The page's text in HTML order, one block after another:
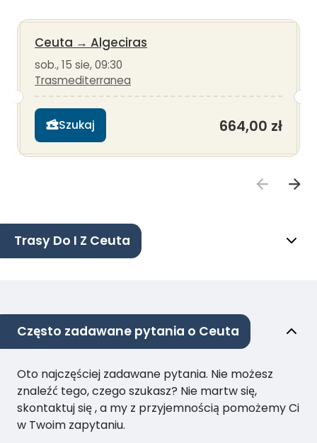
Ceuta → Algeciras
sob., 15 sie, 09:30
Trasmediterranea
Szukaj 664,00 zł
Trasy Do I Z Ceuta
Często zadawane pytania o Ceuta
Oto najczęściej zadawane pytania. Nie możesz
znaleźć tego, czego szukasz? Nie martw się,
skontaktuj się , a my z przyjemnością pomożemy Ci
w Twoim zapytaniu.